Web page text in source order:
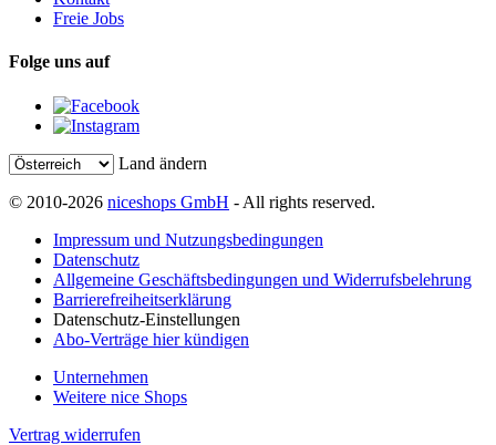
Freie Jobs
Folge uns auf
Land ändern
© 2010-2026 niceshops GmbH - All rights reserved.
Impressum und Nutzungsbedingungen
Datenschutz
Allgemeine Geschäftsbedingungen und Widerrufsbelehrung
Barrierefreiheitserklärung
Datenschutz-Einstellungen
Abo-Verträge hier kündigen
Unternehmen
Weitere nice Shops
Vertrag widerrufen